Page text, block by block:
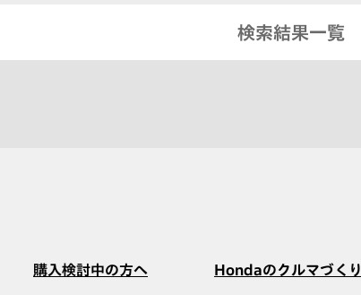
検索結果一覧
購入検討中の方へ Hondaのクルマづくり